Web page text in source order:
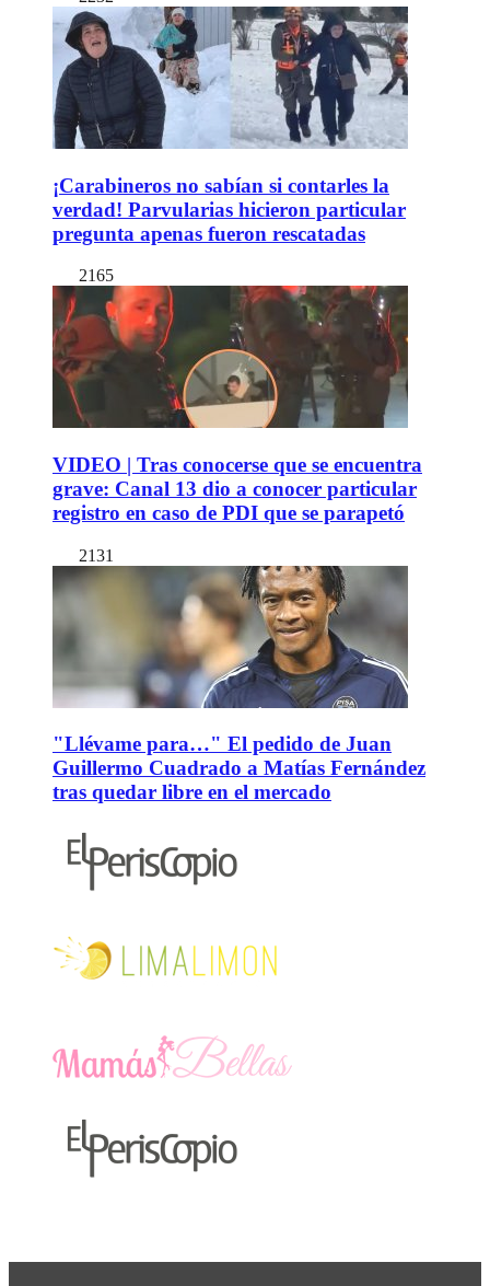
¡Carabineros no sabían si contarles la
verdad! Parvularias hicieron particular
pregunta apenas fueron rescatadas
2165
VIDEO | Tras conocerse que se encuentra
grave: Canal 13 dio a conocer particular
registro en caso de PDI que se parapetó
2131
"Llévame para…" El pedido de Juan
Guillermo Cuadrado a Matías Fernández
tras quedar libre en el mercado